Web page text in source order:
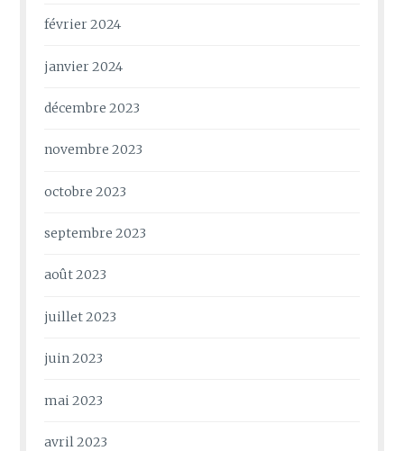
février 2024
janvier 2024
décembre 2023
novembre 2023
octobre 2023
septembre 2023
août 2023
juillet 2023
juin 2023
mai 2023
avril 2023